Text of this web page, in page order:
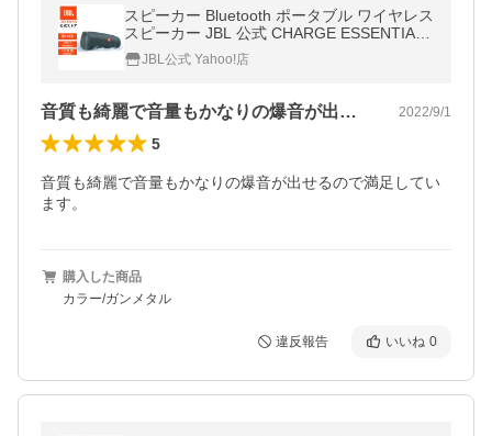
スピーカー Bluetooth ポータブル ワイヤレス
スピーカー JBL 公式 CHARGE ESSENTIAL
2 防水 IPX7 高音質 低音 重視 大音量 限定モ
デル jbl
JBL公式 Yahoo!店
音質も綺麗で音量もかなりの爆音が出せる… 2022/9/1
5
音質も綺麗で音量もかなりの爆音が出せるので満足してい
ます。
購入した商品
カラー/ガンメタル
違反報告 いいね 0